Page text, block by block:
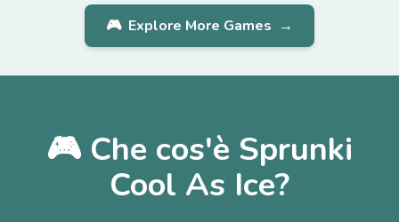
🎮 Explore More Games →
🎮 Che cos'è Sprunki
Cool As Ice?